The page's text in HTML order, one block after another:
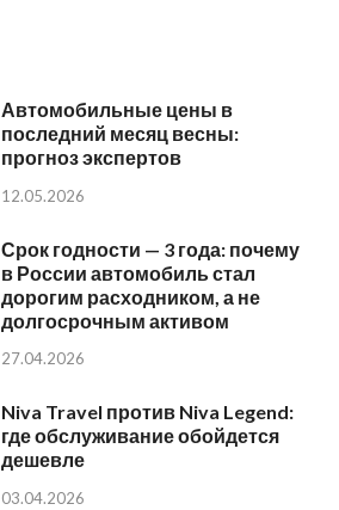
Автомобильные цены в
последний месяц весны:
прогноз экспертов
12.05.2026
Срок годности — 3 года: почему
в России автомобиль стал
дорогим расходником, а не
долгосрочным активом
27.04.2026
Niva Travel против Niva Legend:
где обслуживание обойдется
дешевле
03.04.2026